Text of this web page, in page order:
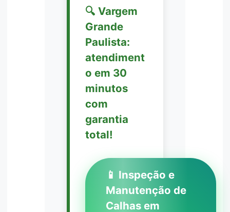
🔍 Vargem
Grande
Paulista:
atendiment
o em 30
minutos
com
garantia
total!
📱 Inspeção e
Manutenção de
Calhas em